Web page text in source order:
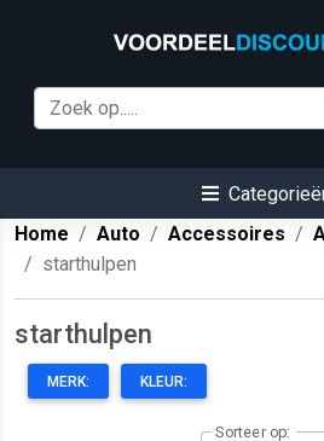
Home
Auto Accessoires
starthulpen
starthulpen
MERK: KLEUR:
Sorteer op: